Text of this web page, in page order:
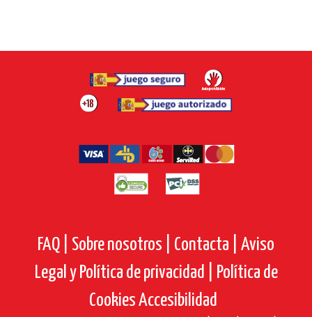
FAQ | Sobre nosotros | Contacta |
Aviso
Legal y Política de privacidad |
Política de
CookiesAccesibilidad